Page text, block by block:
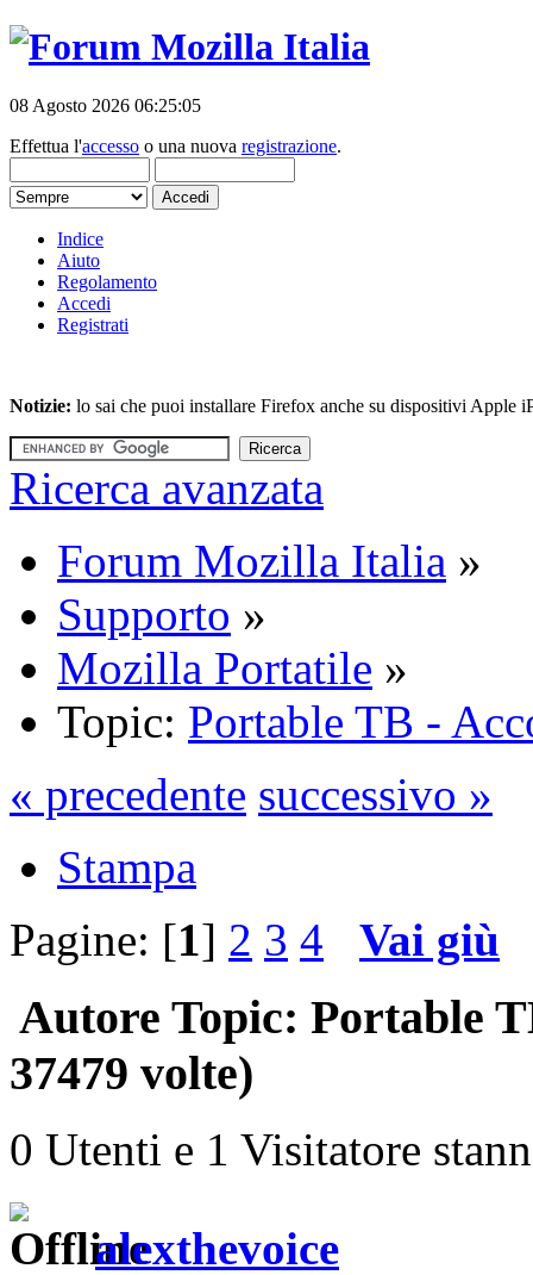
08 Agosto 2026 06:25:05
Effettua l'accesso o una nuova registrazione.
Indice
Aiuto
Regolamento
Accedi
Registrati
Notizie: lo sai che puoi installare Firefox anche su dispositivi Apple
Ricerca avanzata
Forum Mozilla Italia »
Supporto »
Mozilla Portatile »
Topic: Portable TB -
« precedente successivo »
Stampa
Pagine: [1] 2 3 4 Vai giù
Autore Topic: Portable
37479 volte)
0 Utenti e 1 Visitatore
alexthevoice